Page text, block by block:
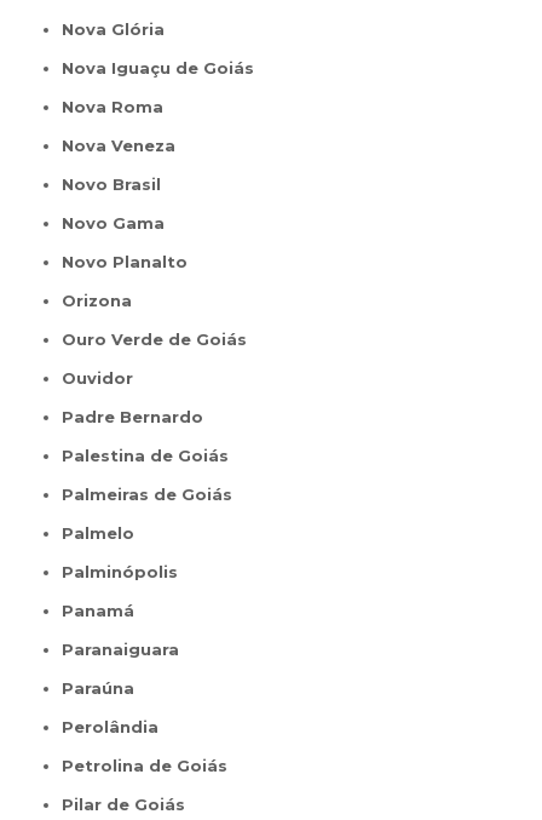
Nova Glória
Nova Iguaçu de Goiás
Nova Roma
Nova Veneza
Novo Brasil
Novo Gama
Novo Planalto
Orizona
Ouro Verde de Goiás
Ouvidor
Padre Bernardo
Palestina de Goiás
Palmeiras de Goiás
Palmelo
Palminópolis
Panamá
Paranaiguara
Paraúna
Perolândia
Petrolina de Goiás
Pilar de Goiás